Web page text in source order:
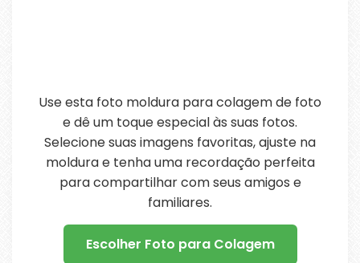
Use esta foto moldura para colagem de foto
e dê um toque especial às suas fotos.
Selecione suas imagens favoritas, ajuste na
moldura e tenha uma recordação perfeita
para compartilhar com seus amigos e
familiares.
Escolher Foto para Colagem